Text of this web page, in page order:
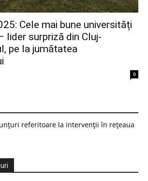
Cele mai bune universități
lider surpriză din Cluj-
pe la jumătatea
0
referitoare la intervenții în rețeaua